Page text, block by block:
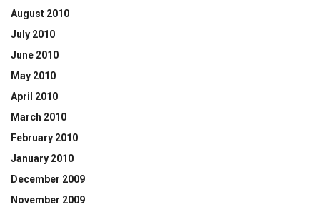
August 2010
July 2010
June 2010
May 2010
April 2010
March 2010
February 2010
January 2010
December 2009
November 2009